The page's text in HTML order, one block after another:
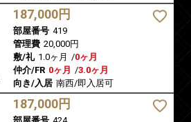
187,000円
部屋番号 419
管理費 20,000円
敷/礼 1.0ヶ月 /0ヶ月
仲介/FR 0ヶ月 /3.0ヶ月
向き/入居 南西/即入居可
187,000円